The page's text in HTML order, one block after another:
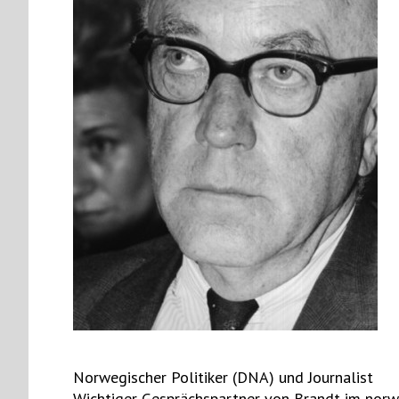
Norwegischer Politiker (DNA) und Journalist